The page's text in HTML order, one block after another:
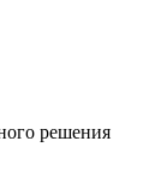
решения